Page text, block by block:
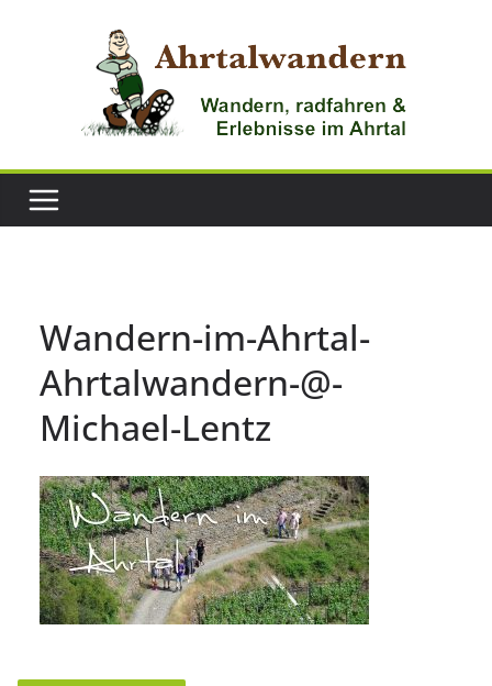
Wandern-im-Ahrtal-
Ahrtalwandern-@-
Michael-Lentz